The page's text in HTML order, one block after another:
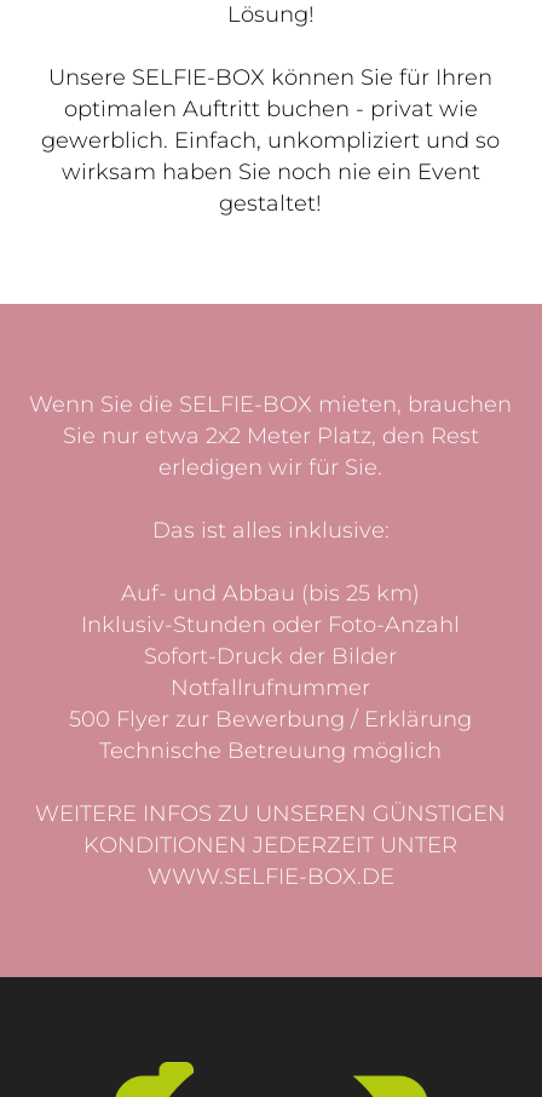
Lösung!
Unsere SELFIE-BOX können Sie für Ihren
optimalen Auftritt buchen - privat wie
gewerblich. Einfach, unkompliziert und so
wirksam haben Sie noch nie ein Event
gestaltet!
Wenn Sie die SELFIE-BOX mieten, brauchen
Sie nur etwa 2x2 Meter Platz, den Rest
erledigen wir für Sie.
Das ist alles inklusive:
Auf- und Abbau (bis 25 km)
Inklusiv-Stunden oder Foto-Anzahl
Sofort-Druck der Bilder
Notfallrufnummer
500 Flyer zur Bewerbung / Erklärung
Technische Betreuung möglich
WEITERE INFOS ZU UNSEREN GÜNSTIGEN
KONDITIONEN JEDERZEIT UNTER
WWW.SELFIE-BOX.DE